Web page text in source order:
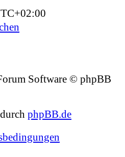
Software © phpBB
phpBB.de